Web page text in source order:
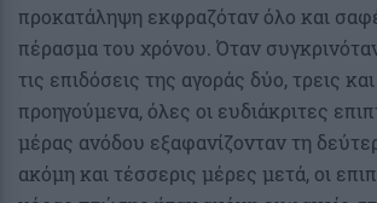
προκατάληψη εκφραζόταν όλο και
πέρασμα του χρόνου. Όταν
τις επιδόσεις της αγοράς δύο, τρεις
προηγούμενα, όλες οι ευδιάκριτες
μέρας ανόδου εξαφανίζονταν τη
ακόμη και τέσσερις μέρες μετά, οι